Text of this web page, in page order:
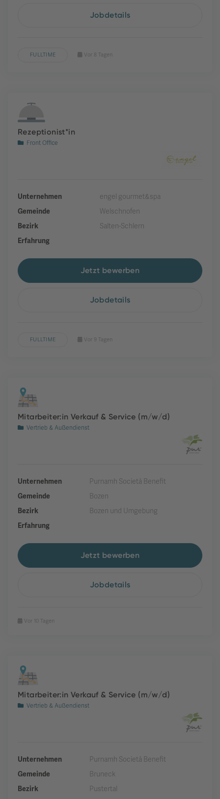
Jobdetails
FULLTIME Vor 8 Tagen
Rezeptionist*in
Front Office
Unternehmen
engel gourmet&spa
Gemeinde
Welschnofen
Bezirk
Salten-Schlern
Erfahrung
Jetzt bewerben
Jobdetails
FULLTIME Vor 9 Tagen
Mitarbeiter:in Verkauf & Service (m/w/d)
Vertrieb & Außendienst
Unternehmen
Purnamh Società Benefit
Gemeinde
Bozen
Bezirk
Bozen und Umgebung
Erfahrung
Jetzt bewerben
Jobdetails
Vor 10 Tagen
Mitarbeiter:in Verkauf & Service (m/w/d)
Vertrieb & Außendienst
Unternehmen
Purnamh Società Benefit
Gemeinde
Bruneck
Bezirk
Pustertal